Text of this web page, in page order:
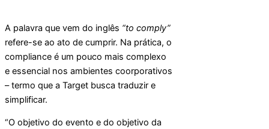
A palavra que vem do inglês “to comply”
refere-se ao ato de cumprir. Na prática, o
compliance é um pouco mais complexo
e essencial nos ambientes coorporativos
– termo que a Target busca traduzir e
simplificar.
“O objetivo do evento e do objetivo da